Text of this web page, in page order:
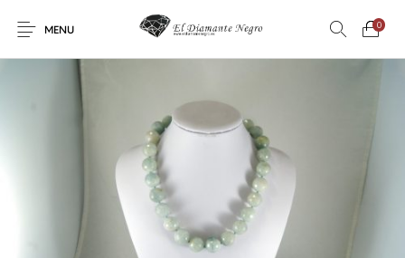
MENU
0
En oferta ! DECORACIÓN